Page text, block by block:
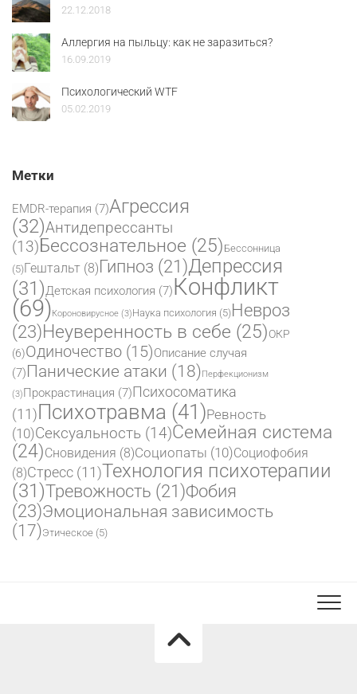
22.12.2018
Аллергия на пыльцу: как не заразиться?
16.09.2019
Психологический WTF
05.02.2019
Метки
EMDR-терапия (7)Агрессия
(32)Антидепрессанты
(13)Бессознательное (25) Бессонница
(5)Гештальт (8)Гипноз (21)Депрессия
(31)Детская психология (7)Конфликт
(69)Короновирусное (3)Наука психология (5)Невроз
(23)Неуверенность в себе (25)ОКР
(6)Одиночество (15)Описание случая
(7)Панические атаки (18)Перфекционизм
(3)Прокрастинация (7)Психосоматика
(11)Психотравма (41)Ревность
(10)Сексуальность (14)Семейная система
(24)Сновидения (8)Социопаты (10)Социофобия
(8)Стресс (11)Технология психотерапии
(31)Тревожность (21)Фобия
(23)Эмоциональная зависимость
(17)Этическое (5)